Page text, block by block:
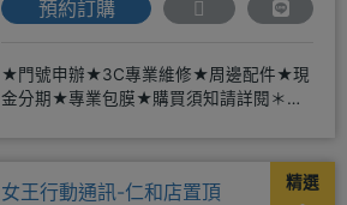
預約訂購
★門號申辦★3C專業維修★周邊配件★現
金分期★專業包膜★購買須知請詳閱＊來
精選
女王行動通訊-仁和店置頂